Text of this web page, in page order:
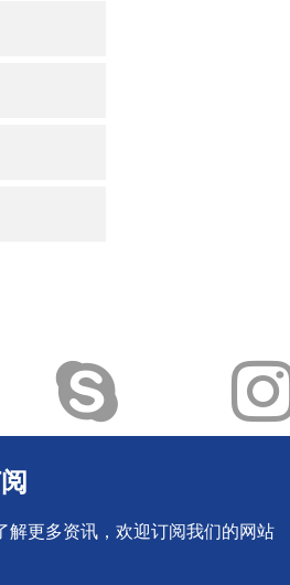
解更多资讯，欢迎订阅我们的网站